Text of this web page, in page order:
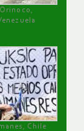
Orinoco,
Chile